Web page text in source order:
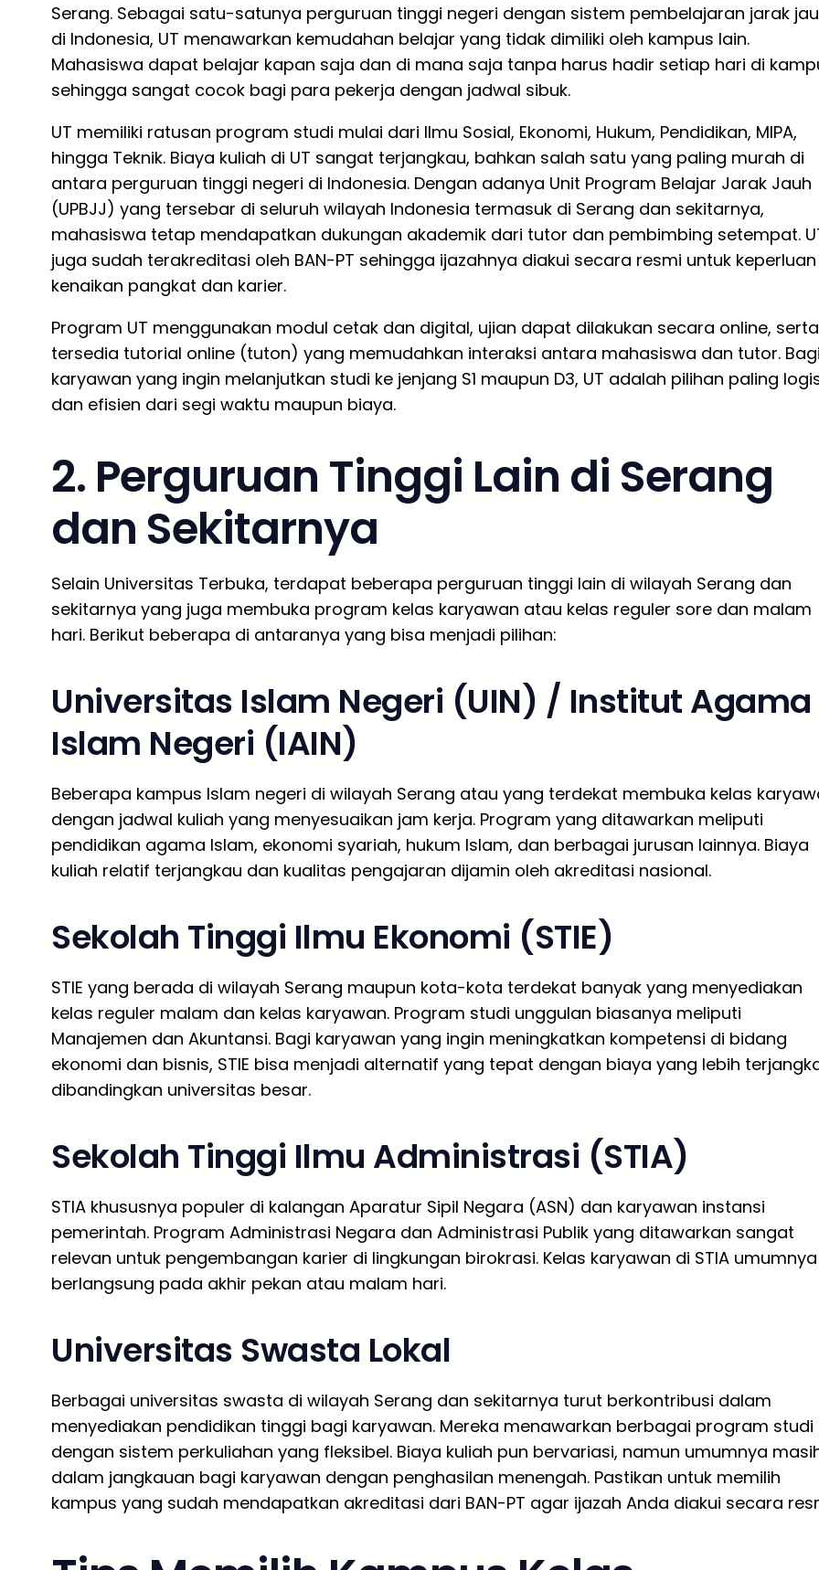
Serang. Sebagai satu-satunya perguruan tinggi negeri dengan sistem pembelajaran jarak
di Indonesia, UT menawarkan kemudahan belajar yang tidak dimiliki oleh kampus lain.
Mahasiswa dapat belajar kapan saja dan di mana saja tanpa harus hadir setiap hari di
sehingga sangat cocok bagi para pekerja dengan jadwal sibuk.
UT memiliki ratusan program studi mulai dari Ilmu Sosial, Ekonomi, Hukum, Pendidikan, MIPA,
hingga Teknik. Biaya kuliah di UT sangat terjangkau, bahkan salah satu yang paling murah di
antara perguruan tinggi negeri di Indonesia. Dengan adanya Unit Program Belajar Jarak Jauh
(UPBJJ) yang tersebar di seluruh wilayah Indonesia termasuk di Serang dan sekitarnya,
mahasiswa tetap mendapatkan dukungan akademik dari tutor dan pembimbing setempat.
juga sudah terakreditasi oleh BAN-PT sehingga ijazahnya diakui secara resmi untuk keperluan
kenaikan pangkat dan karier.
Program UT menggunakan modul cetak dan digital, ujian dapat dilakukan secara online, serta
tersedia tutorial online (tuton) yang memudahkan interaksi antara mahasiswa dan tutor.
karyawan yang ingin melanjutkan studi ke jenjang S1 maupun D3, UT adalah pilihan paling
dan efisien dari segi waktu maupun biaya.
2. Perguruan Tinggi Lain di Serang
dan Sekitarnya
Selain Universitas Terbuka, terdapat beberapa perguruan tinggi lain di wilayah Serang dan
sekitarnya yang juga membuka program kelas karyawan atau kelas reguler sore dan malam
hari. Berikut beberapa di antaranya yang bisa menjadi pilihan:
Universitas Islam Negeri (UIN) / Institut Agama
Islam Negeri (IAIN)
Beberapa kampus Islam negeri di wilayah Serang atau yang terdekat membuka kelas
dengan jadwal kuliah yang menyesuaikan jam kerja. Program yang ditawarkan meliputi
pendidikan agama Islam, ekonomi syariah, hukum Islam, dan berbagai jurusan lainnya. Biaya
kuliah relatif terjangkau dan kualitas pengajaran dijamin oleh akreditasi nasional.
Sekolah Tinggi Ilmu Ekonomi (STIE)
STIE yang berada di wilayah Serang maupun kota-kota terdekat banyak yang menyediakan
kelas reguler malam dan kelas karyawan. Program studi unggulan biasanya meliputi
Manajemen dan Akuntansi. Bagi karyawan yang ingin meningkatkan kompetensi di bidang
ekonomi dan bisnis, STIE bisa menjadi alternatif yang tepat dengan biaya yang lebih
dibandingkan universitas besar.
Sekolah Tinggi Ilmu Administrasi (STIA)
STIA khususnya populer di kalangan Aparatur Sipil Negara (ASN) dan karyawan instansi
pemerintah. Program Administrasi Negara dan Administrasi Publik yang ditawarkan sangat
relevan untuk pengembangan karier di lingkungan birokrasi. Kelas karyawan di STIA umumnya
berlangsung pada akhir pekan atau malam hari.
Universitas Swasta Lokal
Berbagai universitas swasta di wilayah Serang dan sekitarnya turut berkontribusi dalam
menyediakan pendidikan tinggi bagi karyawan. Mereka menawarkan berbagai program studi
dengan sistem perkuliahan yang fleksibel. Biaya kuliah pun bervariasi, namun umumnya
dalam jangkauan bagi karyawan dengan penghasilan menengah. Pastikan untuk memilih
kampus yang sudah mendapatkan akreditasi dari BAN-PT agar ijazah Anda diakui secara